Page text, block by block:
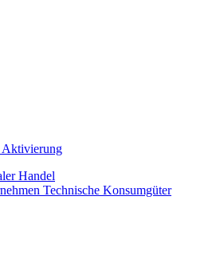
Handel
Technische Konsumgüter